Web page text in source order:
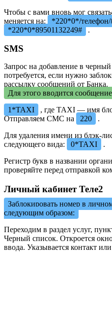
Чтобы с вами вновь мог
меняется на:
*220*0*/телефон/
*220*0*89501132249# .
SMS
Запрос на добавление в
потребуется, если нужно
рассылку сообщений от Банка.
Для этого вводится
1*TAXI
, где TAXI — имя
Отправляем СМС на
220
.
Для удаления имени из блэк-
следующего вида:
0*TAXI
.
Регистр букв в названии
проверяйте перед отправкой
Личный кабинет Теле2
Заблокировать номер в
следующим образом:
Переходим в раздел услуг,
Черный список. Откроется
ввода. Указывается контакт